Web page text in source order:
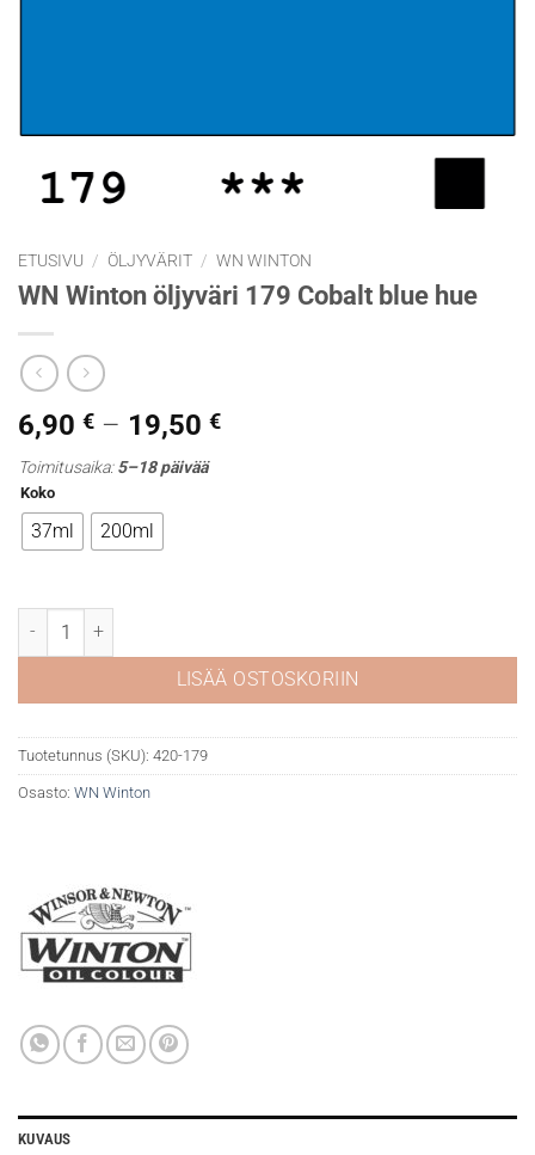
ETUSIVU / ÖLJYVÄRIT / WN WINTON
WN Winton öljyväri 179 Cobalt blue hue
6,90 € – 19,50 €Hintaluokka:
Toimitusaika:5–18 päivää
Koko
37ml 200ml
WN Winton öljyväri 179 Cobalt blue hue määrä
LISÄÄ OSTOSKORIIN
Tuotetunnus (SKU): 420-179
Osasto: WN Winton
KUVAUS